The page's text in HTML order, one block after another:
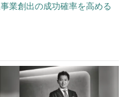
業創出の成功確率を高める